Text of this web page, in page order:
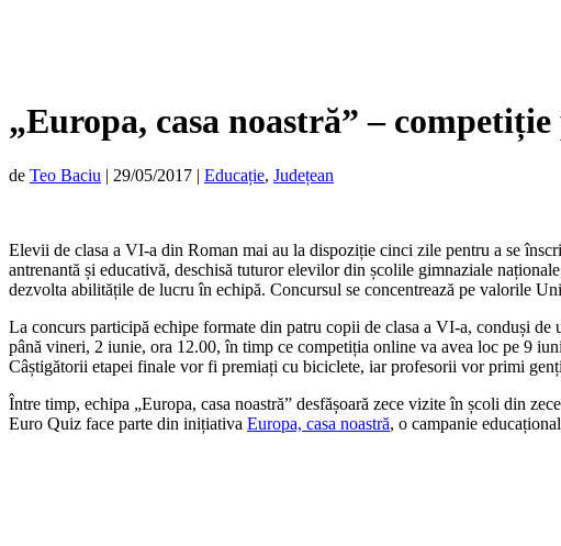
„Europa, casa noastră” –
de Teo Baciu | 29/05/2017 | Educație, Județean
Elevii de clasa a VI-a din Roman mai au la dispoziție cinci zile pentru a se
antrenantă și educativă, deschisă tuturor elevilor din școlile gimnaziale
dezvolta abilitățile de lucru în echipă. Concursul se concentrează pe valorile
La concurs participă echipe formate din patru copii de clasa a VI-a, conduși
până vineri, 2 iunie, ora 12.00, în timp ce competiția online va avea loc pe 9
Câștigătorii etapei finale vor fi premiați cu biciclete, iar profesorii vor primi
Între timp, echipa „Europa, casa noastră” desfășoară zece vizite în școli din
Euro Quiz face parte din inițiativa Europa, casa noastră, o campanie